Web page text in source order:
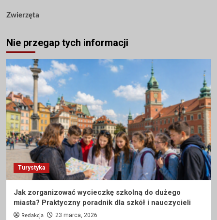
Zwierzęta
Nie przegap tych informacji
Turystyka
Jak zorganizować wycieczkę szkolną do dużego
miasta? Praktyczny poradnik dla szkół i nauczycieli
Redakcja 23 marca, 2026